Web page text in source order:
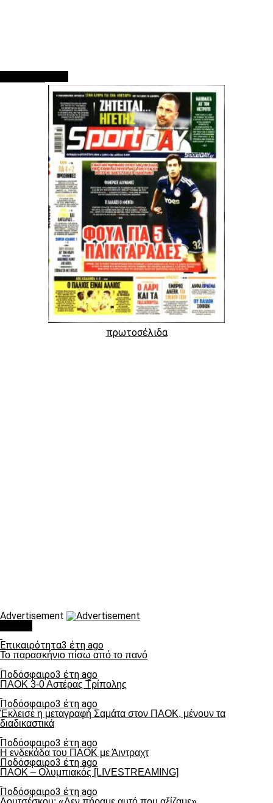
πρωτοσέλιδα
Advertisement
Επικαιρότητα3 έτη ago
Το παρασκήνιο πίσω από το πανό
Ποδόσφαιρο3 έτη ago
ΠΑΟΚ 3-0 Αστέρας Τρίπολης
Ποδόσφαιρο3 έτη ago
Έκλεισε η μεταγραφή Σαμάτα στον ΠΑΟΚ, μένουν τα
διαδικαστικά
Ποδόσφαιρο3 έτη ago
Η ενδεκάδα του ΠΑΟΚ με Άιντραχτ
Ποδόσφαιρο3 έτη ago
ΠΑΟΚ – Ολυμπιακός [LIVESTREAMING]
Ποδόσφαιρο3 έτη ago